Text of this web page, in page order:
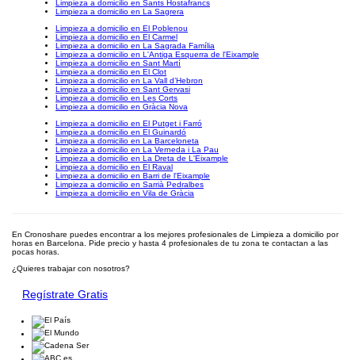
Limpieza a domicilio en Sants Hostafrancs
Limpieza a domicilio en La Sagrera
Limpieza a domicilio en El Poblenou
Limpieza a domicilio en El Carmel
Limpieza a domicilio en La Sagrada Família
Limpieza a domicilio en L'Antiga Esquerra de l'Eixample
Limpieza a domicilio en Sant Martí
Limpieza a domicilio en El Clot
Limpieza a domicilio en La Vall d’Hebron
Limpieza a domicilio en Sant Gervasi
Limpieza a domicilio en Les Corts
Limpieza a domicilio en Gràcia Nova
Limpieza a domicilio en El Putget i Farró
Limpieza a domicilio en El Guinardó
Limpieza a domicilio en La Barceloneta
Limpieza a domicilio en La Verneda i La Pau
Limpieza a domicilio en La Dreta de L'Eixample
Limpieza a domicilio en El Raval
Limpieza a domicilio en Barri de l'Eixample
Limpieza a domicilio en Sarrià Pedralbes
Limpieza a domicilio en Vila de Gràcia
En Cronoshare puedes encontrar a los mejores profesionales de Limpieza a domicilio por
horas en Barcelona. Pide precio y hasta 4 profesionales de tu zona te contactan a las
pocas horas.
¿Quieres trabajar con nosotros?
Regístrate Gratis